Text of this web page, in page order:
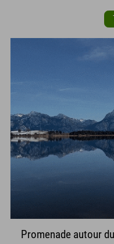
Promenade autour